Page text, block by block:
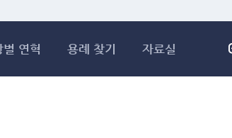
별 연혁 용례 찾기 자료실